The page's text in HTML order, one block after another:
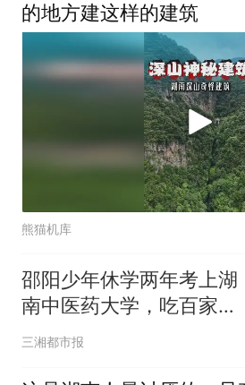
的地方建这样的建筑
熊猫机库
邵阳少年休学两年考上湖
南中医药大学，吃百家饭
长大的邵阳学子考了528
三湘都市报